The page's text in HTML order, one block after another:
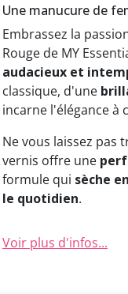
Une manucure de
Embrassez la
Rouge de MY
audacieux et
classique, d'une
incarne l'élégance à
Ne vous laissez pas
vernis offre une
formule qui sèche
le quotidien.
Voir plus d'infos...